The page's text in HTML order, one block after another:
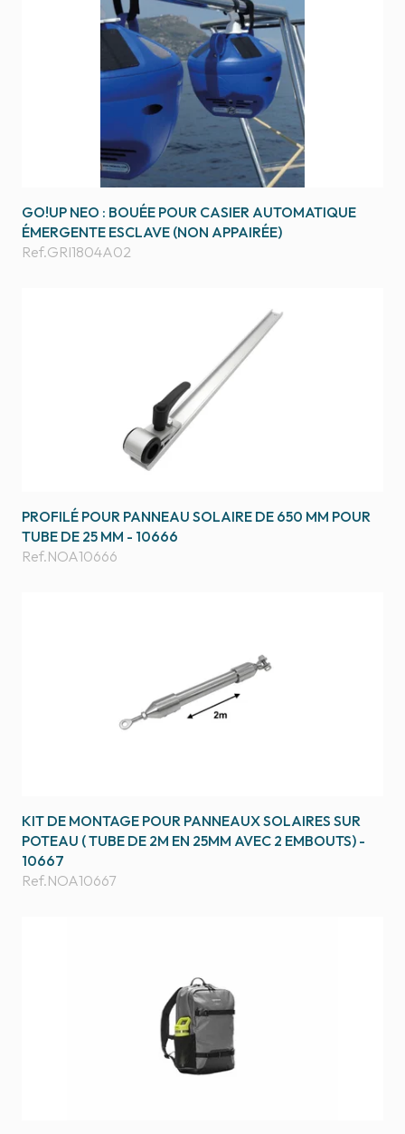
GO!UP NEO : BOUÉE POUR CASIER AUTOMATIQUE
ÉMERGENTE ESCLAVE (NON APPAIRÉE)
Ref.GRI1804A02
PROFILÉ POUR PANNEAU SOLAIRE DE 650 MM POUR
TUBE DE 25 MM - 10666
Ref.NOA10666
KIT DE MONTAGE POUR PANNEAUX SOLAIRES SUR
POTEAU ( TUBE DE 2M EN 25MM AVEC 2 EMBOUTS) -
10667
Ref.NOA10667